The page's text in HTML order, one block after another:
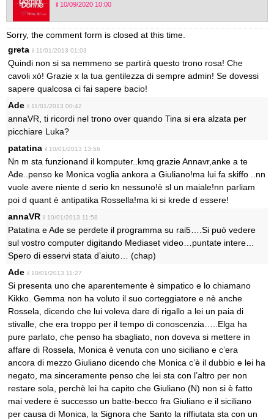
il 10/09/2020 10:00
Sorry, the comment form is closed at this time.
greta il 11/01/2013 01:03
Quindi non si sa nemmeno se partirà questo trono rosa! Che
cavoli xò! Grazie x la tua gentilezza di sempre admin! Se dovessi
sapere qualcosa ci fai sapere bacio!
Ade il 11/01/2013 00:42
annaVR, ti ricordi nel trono over quando Tina si era alzata per
picchiare Luka?
patatina il 10/01/2013 13:56
Nn m sta funzionand il komputer..kmq grazie Annavr,anke a te
Ade..penso ke Monica voglia ankora a Giuliano!ma lui fa skiffo ..nn
vuole avere niente d serio kn nessuno!è sl un maiale!nn parliam
poi d quant è antipatika Rossella!ma ki si krede d essere!
annaVR il 10/01/2013 11:58
Patatina e Ade se perdete il programma su rai5….Si può vedere
sul vostro computer digitando Mediaset video…puntate intere…
Spero di esservi stata d’aiuto… (chap)
Ade il 10/01/2013 11:27
Si presenta uno che aparentemente è simpatico e lo chiamano
Kikko. Gemma non ha voluto il suo corteggiatore e nè anche
Rossela, dicendo che lui voleva dare di rigallo a lei un paia di
stivalle, che era troppo per il tempo di conoscenzia…..Elga ha
pure parlato, che penso ha sbagliato, non doveva si mettere in
affare di Rossela, Monica è venuta con uno siciliano e c’era
ancora di mezzo Giuliano dicendo che Monica c’è il dubbio e lei ha
negato, ma sinceramente penso che lei sta con l’altro per non
restare sola, perchè lei ha capito che Giuliano (N) non si è fatto
mai vedere è successo un batte-becco fra Giuliano e il siciliano
per causa di Monica, la Signora che Santo la riffiutata sta con un